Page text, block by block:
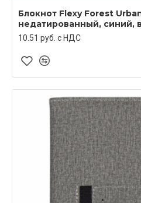
Блокнот Flexy Forest
недатированный, синий,
10.51 руб. c НДС